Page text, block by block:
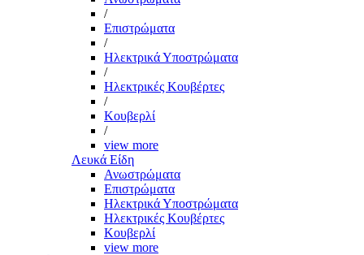
/
Επιστρώματα
/
Ηλεκτρικά Υποστρώματα
/
Ηλεκτρικές Κουβέρτες
/
Κουβερλί
/
view more
Λευκά Είδη
Ανωστρώματα
Επιστρώματα
Ηλεκτρικά Υποστρώματα
Ηλεκτρικές Κουβέρτες
Κουβερλί
view more